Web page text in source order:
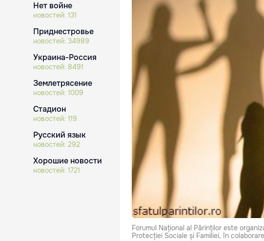
Нет войне
новостей: 131
Приднестровье
новостей: 34989
Украина-Россия
новостей: 8491
Землетрясение
новостей: 1009
Стадион
новостей: 119
Русский язык
новостей: 292
Хорошие новости
новостей: 1721
Forumul Național al Părinților este
Protecției Sociale și Familiei, în